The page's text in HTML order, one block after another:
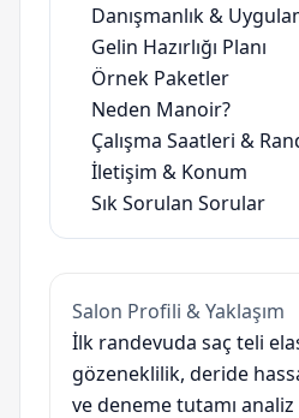
Danışmanlık &
Gelin Hazırlığı Planı
Örnek Paketler
Neden Manoir?
Çalışma Saatleri &
İletişim & Konum
Sık Sorulan Sorular
Salon Profili & Yaklaşım
İlk randevuda saç teli
gözeneklilik, deride
ve deneme tutamı